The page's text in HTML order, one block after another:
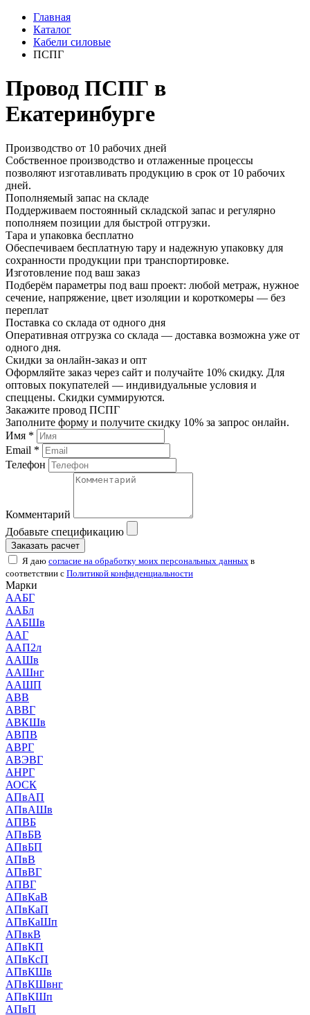
Главная
Каталог
Кабели силовые
ПСПГ
Провод ПСПГ в
Екатеринбурге
Производство от 10 рабочих дней
Собственное производство и отлаженные процессы
позволяют изготавливать продукцию в срок от 10 рабочих
дней.
Пополняемый запас на складе
Поддерживаем постоянный складской запас и регулярно
пополняем позиции для быстрой отгрузки.
Тара и упаковка бесплатно
Обеспечиваем бесплатную тару и надежную упаковку для
сохранности продукции при транспортировке.
Изготовление под ваш заказ
Подберём параметры под ваш проект: любой метраж, нужное
сечение, напряжение, цвет изоляции и короткомеры — без
переплат
Поставка со склада от одного дня
Оперативная отгрузка со склада — доставка возможна уже от
одного дня.
Скидки за онлайн-заказ и опт
Оформляйте заказ через сайт и получайте 10% скидку. Для
оптовых покупателей — индивидуальные условия и
спеццены. Скидки суммируются.
Закажите провод ПСПГ
Заполните форму и получите скидку 10% за запрос онлайн.
Имя *
Email *
Телефон
Комментарий
Добавьте спецификацию
Заказать расчет
Я даю согласие на обработку моих персональных данных в
соответствии с Политикой конфиденциальности
Марки
ААБГ
ААБл
ААБШв
ААГ
ААП2л
ААШв
ААШнг
ААШП
АВВ
АВВГ
АВКШв
АВПВ
АВРГ
АВЭВГ
АНРГ
АОСК
АПвАП
АПвАШв
АПВБ
АПвБВ
АПвБП
АПвВ
АПвВГ
АПВГ
АПвКаВ
АПвКаП
АПвКаШп
АПвкВ
АПвКП
АПвКсП
АПвКШв
АПвКШвнг
АПвКШп
АПвП